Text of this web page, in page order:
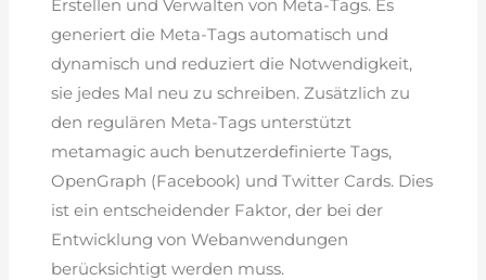
Erstellen und Verwalten von Meta-Tags. Es
generiert die Meta-Tags automatisch und
dynamisch und reduziert die Notwendigkeit,
sie jedes Mal neu zu schreiben. Zusätzlich zu
den regulären Meta-Tags unterstützt
metamagic auch benutzerdefinierte Tags,
OpenGraph (Facebook) und Twitter Cards. Dies
ist ein entscheidender Faktor, der bei der
Entwicklung von Webanwendungen
berücksichtigt werden muss.